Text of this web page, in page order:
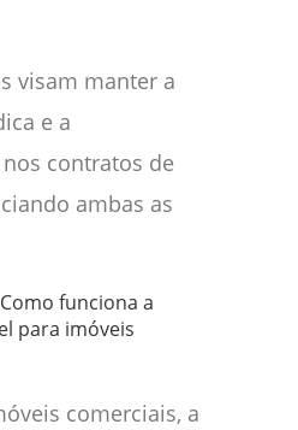
visam manter a
e a
contratos de
ambas as
funciona a
para imóveis
comerciais, a